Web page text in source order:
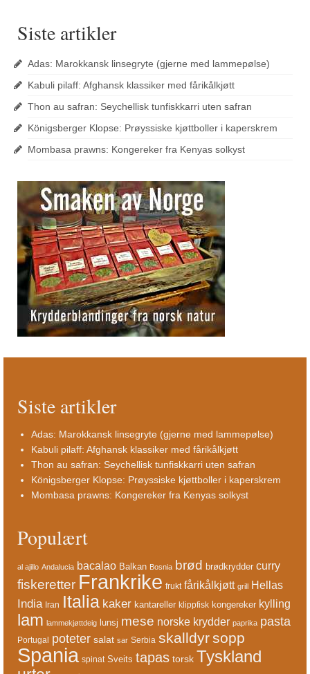
Siste artikler
Adas: Marokkansk linsegryte (gjerne med lammepølse)
Kabuli pilaff: Afghansk klassiker med fårikålkjøtt
Thon au safran: Seychellisk tunfiskkarri uten safran
Königsberger Klopse: Prøyssiske kjøttboller i kaperskrem
Mombasa prawns: Kongereker fra Kenyas solkyst
Siste artikler
Adas: Marokkansk linsegryte (gjerne med lammepølse)
Kabuli pilaff: Afghansk klassiker med fårikålkjøtt
Thon au safran: Seychellisk tunfiskkarri uten safran
Königsberger Klopse: Prøyssiske kjøttboller i kaperskrem
Mombasa prawns: Kongereker fra Kenyas solkyst
Populært
al ajillo Andalucia bacalao Balkan Bosnia brød brødkrydder curry
fiskeretter Frankrike frukt fårikålkjøtt grill Hellas
India Iran Italia kaker kantareller klippfisk kongereker kylling
lam lammekjøttdeig lunsj mese norske krydder paprika pasta
Portugal poteter salat sar Serbia skalldyrsopp
Spania spinat Sveits tapas torsk Tyskland